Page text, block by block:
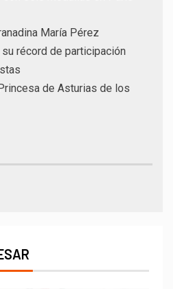
María Pérez
récord de participación
de Asturias de los